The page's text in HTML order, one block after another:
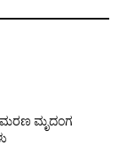
ಮರಣ ಮೃದಂಗ